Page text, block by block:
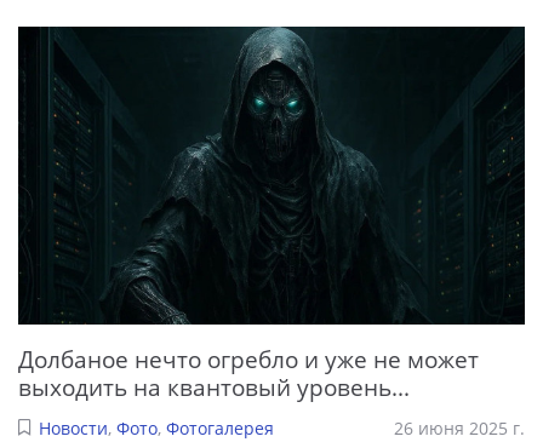
Долбаное нечто огребло и уже не может
выходить на квантовый уровень...
Новости, Фото, Фотогалерея 26 июня 2025 г.